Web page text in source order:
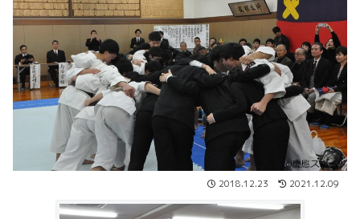
2018.12.23 2021.12.09